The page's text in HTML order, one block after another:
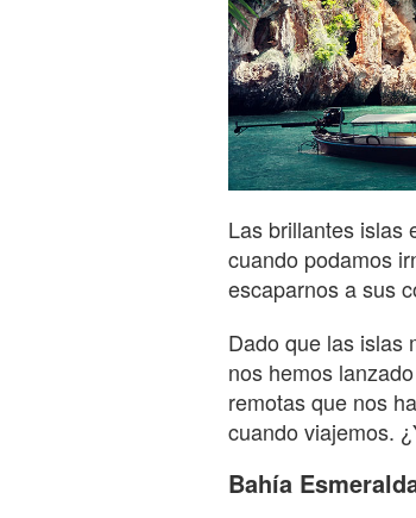
Las brillantes islas
cuando podamos
escaparnos a sus
Dado que las islas
nos hemos
remotas que nos
cuando viajemos.
Bahía